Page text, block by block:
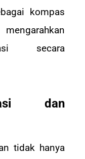
kompas
secara
dan
tidak hanya